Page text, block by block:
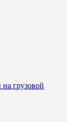
грузовой